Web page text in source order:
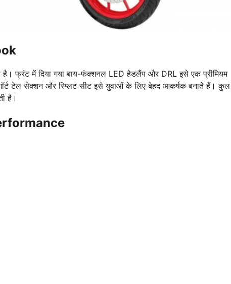
फ्रंट में दिया गया बाय-फंक्शनल LED हेडलैंप और DRL इसे एक प्रीमियम
टेल सेक्शन और स्प्लिट सीट इसे युवाओं के लिए बेहद आकर्षक बनाते हैं। कुल
है।